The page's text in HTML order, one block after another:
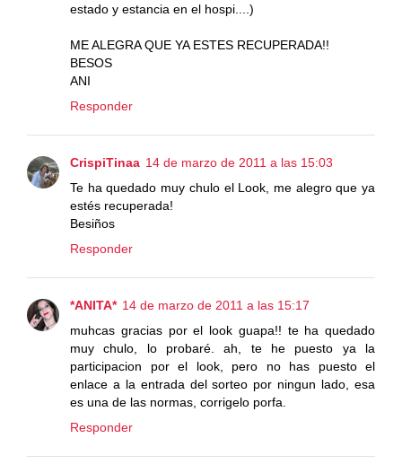
estado y estancia en el hospi....)
ME ALEGRA QUE YA ESTES RECUPERADA!!
BESOS
ANI
Responder
CrispiTinaa 14 de marzo de 2011 a las 15:03
Te ha quedado muy chulo el Look, me alegro que ya
estés recuperada!
Besiños
Responder
*ANITA* 14 de marzo de 2011 a las 15:17
muhcas gracias por el look guapa!! te ha quedado
muy chulo, lo probaré. ah, te he puesto ya la
participacion por el look, pero no has puesto el
enlace a la entrada del sorteo por ningun lado, esa
es una de las normas, corrigelo porfa.
Responder